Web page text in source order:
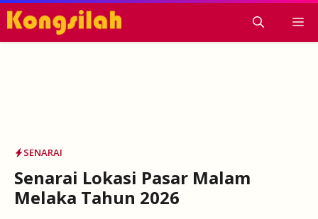
Skip
SENARAI
Senarai Lokasi Pasar Malam
Melaka Tahun 2026